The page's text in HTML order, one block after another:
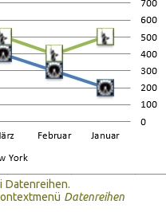
Datenreihen.
Datenreihen